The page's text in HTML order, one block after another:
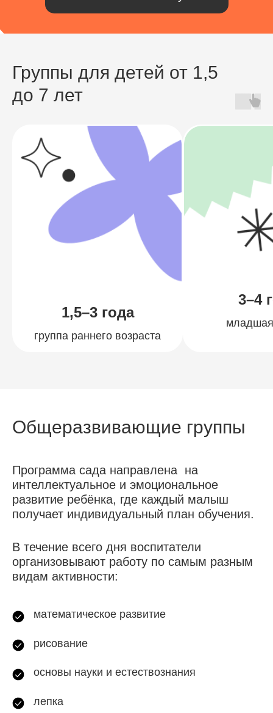
Группы для детей от 1,5
до 7 лет
1,5–3 года
группа раннего возраста
3–4
младшая
Общеразвивающие группы
Программа сада направлена на
интеллектуальное и эмоциональное
развитие ребёнка, где каждый малыш
получает индивидуальный план обучения.
В течение всего дня воспитатели
организовывают работу по самым разным
видам активности:
математическое развитие
рисование
основы науки и естествознания
лепка